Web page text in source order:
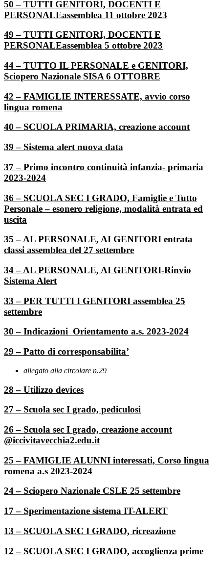
50 – TUTTI GENITORI, DOCENTI E
PERSONALEassemblea 11 ottobre 2023
49 – TUTTI GENITORI, DOCENTI E
PERSONALEassemblea 5 ottobre 2023
44 – TUTTO IL PERSONALE e GENITORI,
Sciopero Nazionale SISA 6 OTTOBRE
42 – FAMIGLIE INTERESSATE, avvio corso
lingua romena
40 – SCUOLA PRIMARIA, creazione account
39 – Sistema alert nuova data
37 – Primo incontro continuità infanzia- primaria
2023-2024
36 – SCUOLA SEC I GRADO, Famiglie e Tutto
Personale – esonero religione, modalità entrata ed
uscita
35 – AL PERSONALE, AI GENITORI entrata
classi assemblea del 27 settembre
34 – AL PERSONALE, AI GENITORI-Rinvio
Sistema Alert
33 – PER TUTTI I GENITORI assemblea 25
settembre
30 – Indicazioni Orientamento a.s. 2023-2024
29 – Patto di corresponsabilita’
allegato alla circolare n.29
28 – Utilizzo devices
27 – Scuola sec I grado, pediculosi
26 – Scuola sec I grado, creazione account
@iccivitavecchia2.edu.it
25 – FAMIGLIE ALUNNI interessati, Corso lingua
romena a.s 2023-2024
24 – Sciopero Nazionale CSLE 25 settembre
17 – Sperimentazione sistema IT-ALERT
13 – SCUOLA SEC I GRADO, ricreazione
12 – SCUOLA SEC I GRADO, accoglienza prime